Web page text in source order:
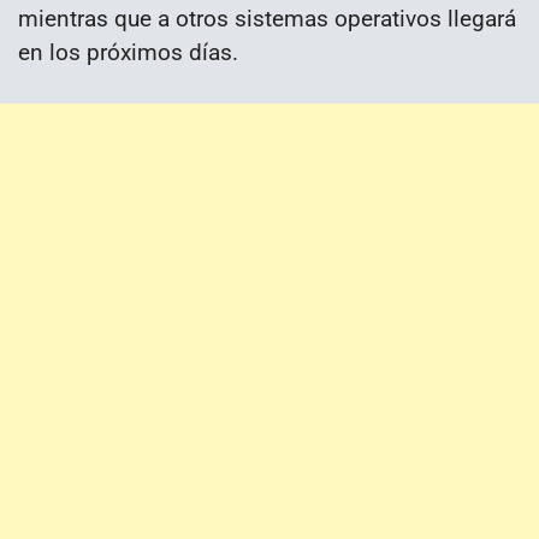
mientras que a otros sistemas operativos llegará
en los próximos días.